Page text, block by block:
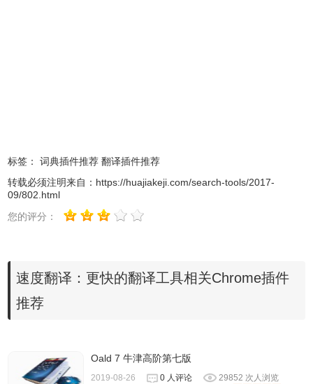
面会有中文翻译、英标、发音和一些范例句子等资讯，也就
能快速得知某个单字的中文释义。
标签： 词典插件推荐 翻译插件推荐
转载必须注明来自： https://huajiakeji.com/search-tools/2017-
09/802.html
您的评分：
速度翻译：更快的翻译工具相关Chrome插件
推荐
Oald 7 牛津高阶第七版
2019-08-26 0 人评论
29852 次人浏览